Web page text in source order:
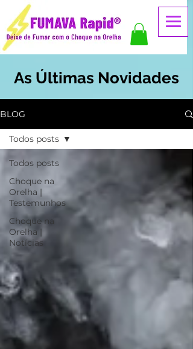
As Últimas Novidades
BLOG
Todos posts
Choque na
Orelha |
Testemunhos
Choque na
Orelha |
Notícias
Todos posts